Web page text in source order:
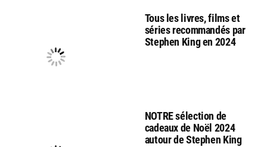
Tous les livres, films et
séries recommandés par
Stephen King en 2024
NOTRE sélection de
cadeaux de Noël 2024
autour de Stephen King